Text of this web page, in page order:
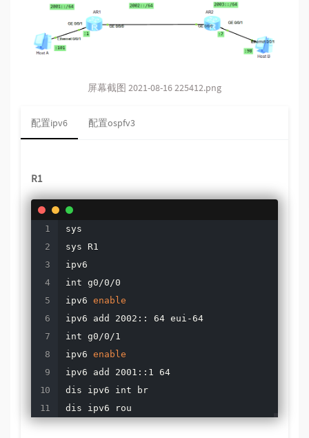
屏幕截图 2021-08-16 225412.png
配置ipv6 配置ospfv3
R1
sys
sys R1
ipv6
int g0/0/0
ipv6 enable
ipv6 add 2002:: 64 eui-64
int g0/0/1
ipv6 enable
ipv6 add 2001::1 64
dis ipv6 int br
dis ipv6 rou